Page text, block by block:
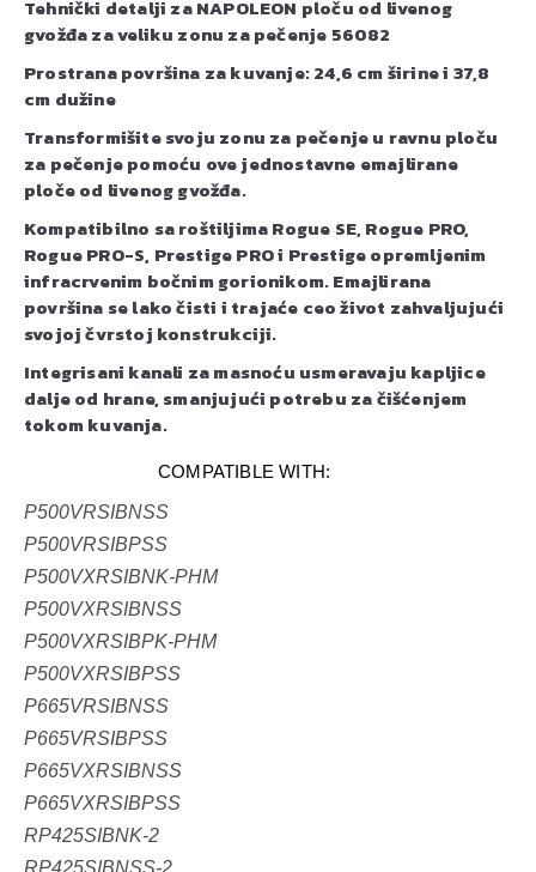
Tehnički detalji za NAPOLEON ploču od livenog
gvožđa za veliku zonu za pečenje 56082
Prostrana površina za kuvanje: 24,6 cm širine i 37,8
cm dužine
Transformišite svoju zonu za pečenje u ravnu ploču
za pečenje pomoću ove jednostavne emajlirane
ploče od livenog gvožđa.
Kompatibilno sa roštiljima Rogue SE, Rogue PRO,
Rogue PRO-S, Prestige PRO i Prestige opremljenim
infracrvenim bočnim gorionikom. Emajlirana
površina se lako čisti i trajaće ceo život zahvaljujući
svojoj čvrstoj konstrukciji.
Integrisani kanali za masnoću usmeravaju kapljice
dalje od hrane, smanjujući potrebu za čišćenjem
tokom kuvanja.
COMPATIBLE WITH:
P500VRSIBNSS
P500VRSIBPSS
P500VXRSIBNK-PHM
P500VXRSIBNSS
P500VXRSIBPK-PHM
P500VXRSIBPSS
P665VRSIBNSS
P665VRSIBPSS
P665VXRSIBNSS
P665VXRSIBPSS
RP425SIBNK-2
RP425SIBNSS-2